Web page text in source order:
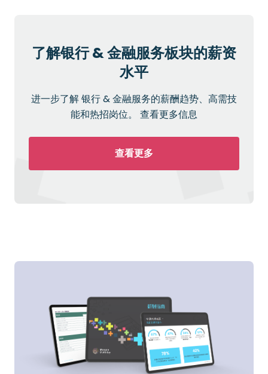
了解银行 & 金融服务板块的薪资
水平
进一步了解 银行 & 金融服务的薪酬趋势、高需技
能和热招岗位。 查看更多信息
查看更多